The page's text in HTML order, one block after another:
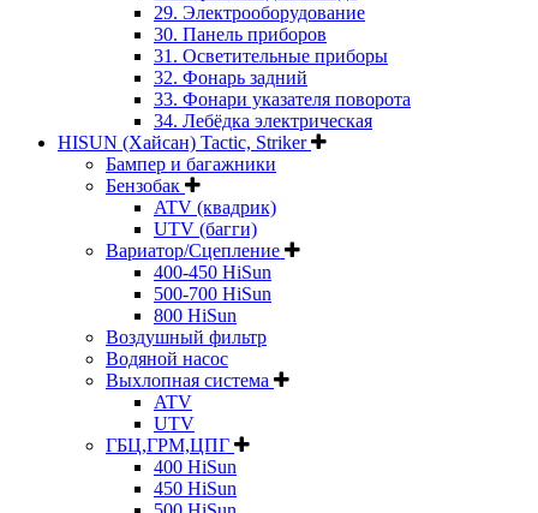
29. Электрооборудование
30. Панель приборов
31. Oсветительные приборы
32. Фонарь задний
33. Фонари указателя поворота
34. Лебёдка электрическая
HISUN (Хайсан) Tactic, Striker
Бампер и багажники
Бензобак
ATV (квадрик)
UTV (багги)
Вариатор/Сцепление
400-450 HiSun
500-700 HiSun
800 HiSun
Воздушный фильтр
Водяной насос
Выхлопная система
ATV
UTV
ГБЦ,ГРМ,ЦПГ
400 HiSun
450 HiSun